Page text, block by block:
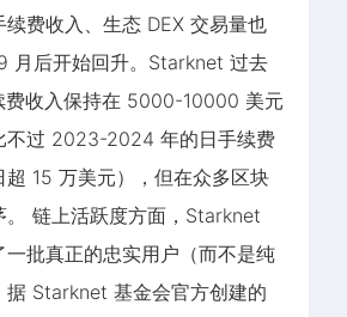
费收入、生态 DEX 交易量也
月后开始回升。Starknet 过去
费收入保持在 5000-10000 美元
不过 2023-2024 年的日手续费
超 15 万美元），但在众多区块
。 链上活跃度方面，Starknet
一批真正的忠实用户（而不是纯
据 Starknet 基金会官方创建的